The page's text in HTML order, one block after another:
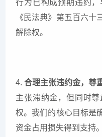
行为已构成预期违约
《民法典》第五百六十
解除权。
4.合理主张违约金，尊
主张滞纳金，但同时
权。我们的核心目标是
资金占用损失得到支持。